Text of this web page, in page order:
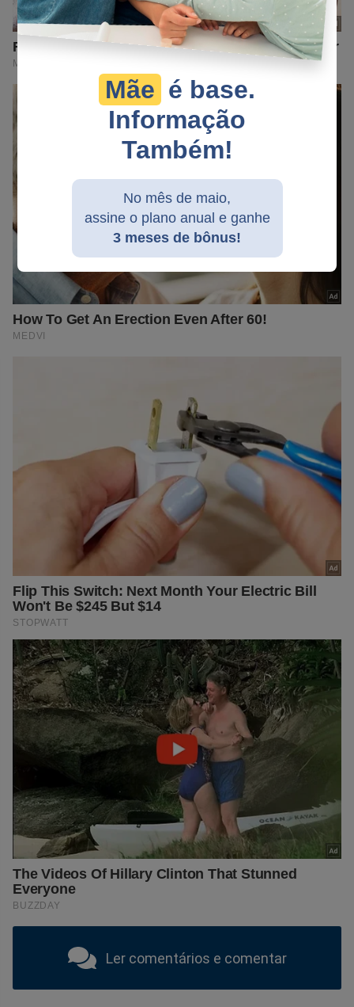
Mãe é base.
Informação
Também!
No mês de maio,
assine o plano anual e ganhe
3 meses de bônus!
Ler comentários e comentar